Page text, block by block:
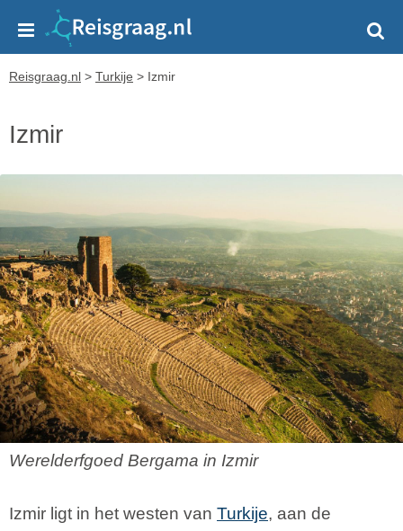
Reisgraag.nl > Turkije > Izmir
Izmir
Werelderfgoed Bergama in Izmir
Izmir ligt in het westen van Turkije, aan de